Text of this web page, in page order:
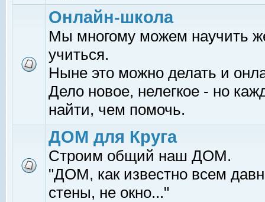
Онлайн-школа
Мы многому можем научить
учиться.
Ныне это можно делать и
Дело новое, нелегкое - но
найти, чем помочь.
ДОМ для Круга
Строим общий наш ДОМ.
"ДОМ, как известно всем
стены, не окно..."